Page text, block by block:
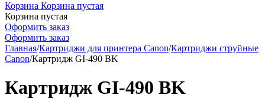
Корзина Корзина пустая
Корзина пустая
Оформить заказ
Оформить заказ
Главная/Картриджи для принтера Canon/Картриджи струйные
Canon/Картридж GI-490 BK
Картридж GI-490 BK